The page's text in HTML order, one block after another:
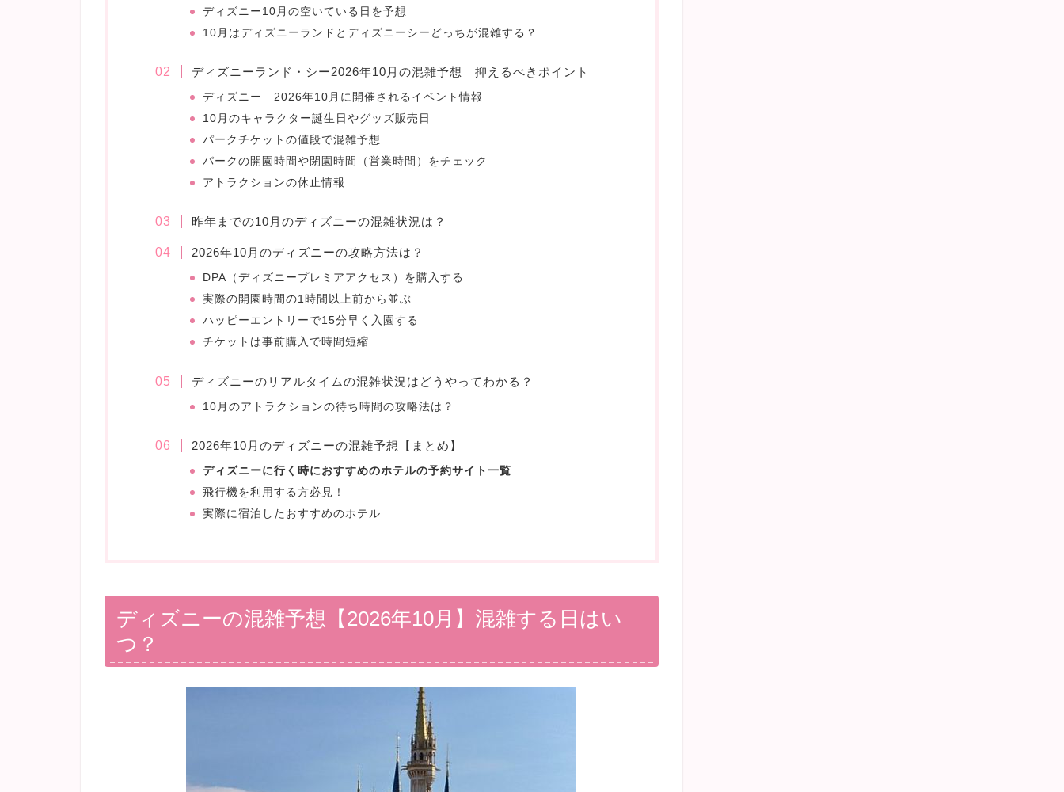
ディズニー10月の空いている日を予想
10月はディズニーランドとディズニーシーどっちが混雑する？
ディズニーランド・シー2026年10月の混雑予想 抑えるべきポイント
ディズニー 2026年10月に開催されるイベント情報
10月のキャラクター誕生日やグッズ販売日
パークチケットの値段で混雑予想
パークの開園時間や閉園時間（営業時間）をチェック
アトラクションの休止情報
昨年までの10月のディズニーの混雑状況は？
2026年10月のディズニーの攻略方法は？
DPA（ディズニープレミアアクセス）を購入する
実際の開園時間の1時間以上前から並ぶ
ハッピーエントリーで15分早く入園する
チケットは事前購入で時間短縮
ディズニーのリアルタイムの混雑状況はどうやってわかる？
10月のアトラクションの待ち時間の攻略法は？
2026年10月のディズニーの混雑予想【まとめ】
ディズニーに行く時におすすめのホテルの予約サイト一覧
飛行機を利用する方必見！
実際に宿泊したおすすめのホテル
ディズニーの混雑予想【2026年10月】混雑する日はい
つ？